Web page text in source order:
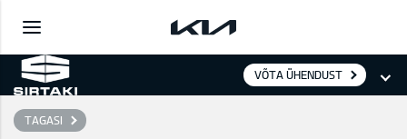
VÕTA ÜHENDUST
TAGASI